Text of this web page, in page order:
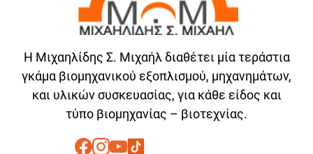
Η Μιχαηλίδης Σ. Μιχαήλ διαθέτει μία τεράστια
γκάμα βιομηχανικού εξοπλισμού, μηχανημάτων,
και υλικών συσκευασίας, για κάθε είδος και
τύπο βιομηχανίας – βιοτεχνίας.